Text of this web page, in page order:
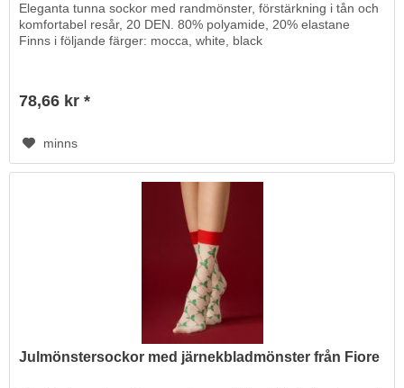
Eleganta tunna sockor med randmönster, förstärkning i tån och
komfortabel resår, 20 DEN. 80% polyamide, 20% elastane
Finns i följande färger: mocca, white, black
78,66 kr *
minns
Julmönstersockor med järnekbladmönster från Fiore